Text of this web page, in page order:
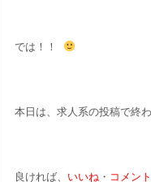
では！！
本日は、求人系の投稿で終
良ければ、 いいね ・ コメント